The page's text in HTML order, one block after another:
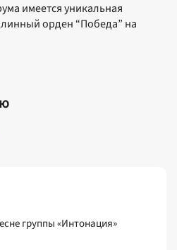
группы «Интонация»
имеется уникальная
орден “Победа” на